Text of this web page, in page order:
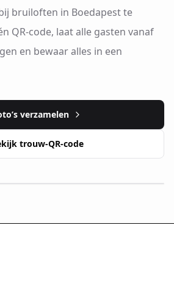
bruiloften in Boedapest te
QR-code, laat alle gasten vanaf
en bewaar alles in een
verzamelen
trouw-QR-code